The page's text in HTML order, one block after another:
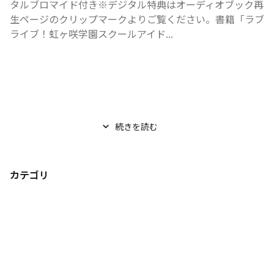
タルブロマイド付き※デジタル特典はオーディオブック再
生ページのクリップマークよりご覧ください。書籍「ラブ
ライブ！虹ヶ咲学園スクールアイド...
続きを読む
カテゴリ